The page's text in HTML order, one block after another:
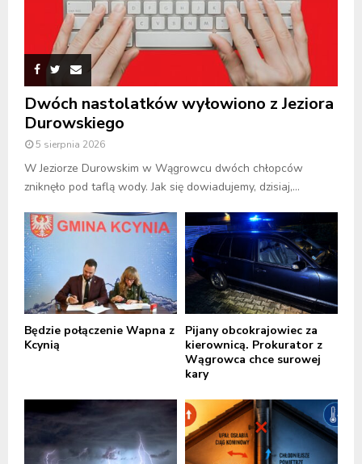
Dwóch nastolatków wyłowiono z Jeziora
Durowskiego
5 sierpnia 2026
W Jeziorze Durowskim w Wągrowcu dwóch chłopców
zniknęło pod taflą wody. Jak się dowiadujemy, dzisiaj,...
Będzie połączenie Wapna z
Kcynią
Pijany obcokrajowiec za
kierownicą. Prokurator z
Wągrowca chce surowej
kary